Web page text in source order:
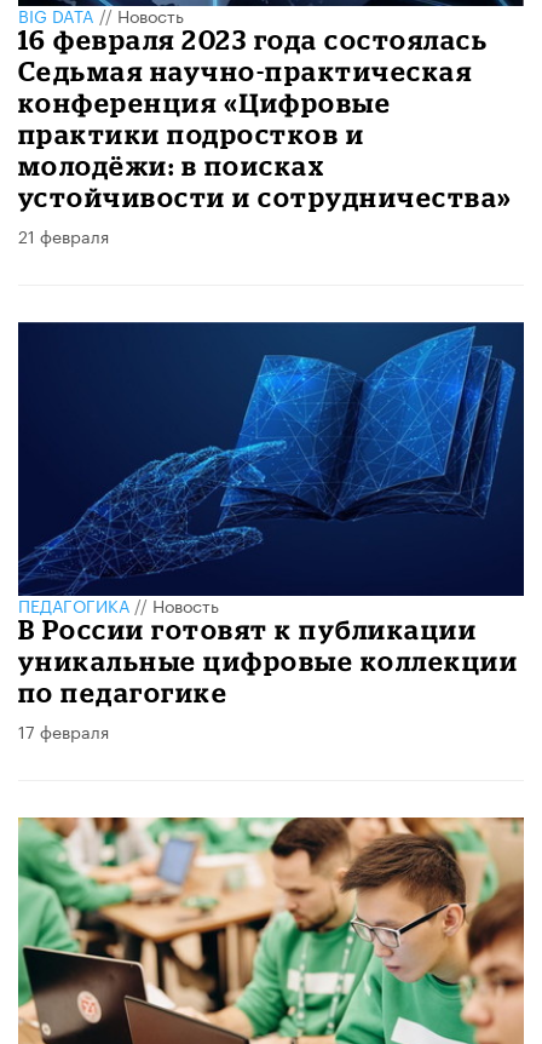
BIG DATA//Новость
16 февраля 2023 года состоялась
Седьмая научно-практическая
конференция «Цифровые
практики подростков и
молодёжи: в поисках
устойчивости и сотрудничества»
21 февраля
ПЕДАГОГИКА//Новость
В России готовят к публикации
уникальные цифровые коллекции
по педагогике
17 февраля